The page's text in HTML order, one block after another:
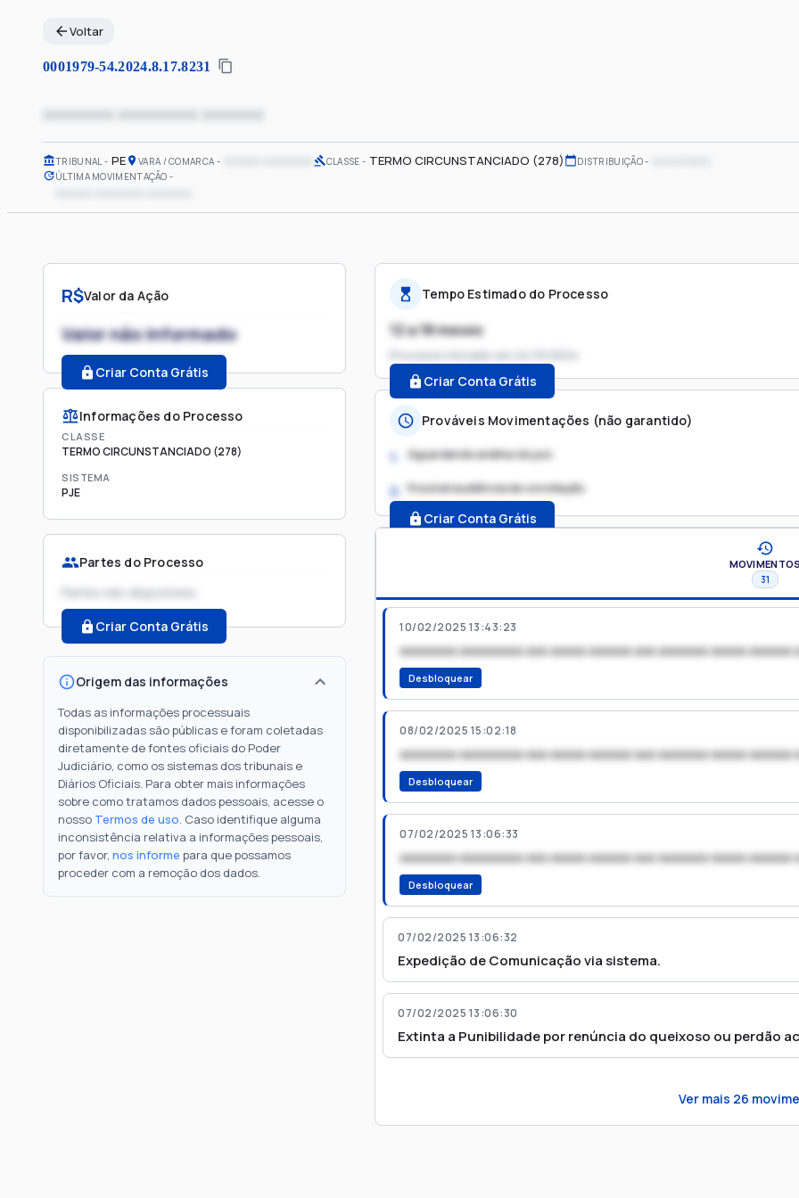
Voltar
0001979-54.2024.8.17.8231
xxxxxxxx xxxxxxxxx xxxxxxx
TRIBUNAL PE VARA / COMARCA CLASSE TERMO CIRCUNSTANCIADO (278) DISTRIBUIÇÃO
ÚLTIMA MOVIMENTAÇÃO
R$Valor da Ação
Valor não informado
Criar Conta Grátis
Informações do Processo
CLASSE
TERMO CIRCUNSTANCIADO (278)
SISTEMA
PJE
Partes do Processo
Partes não disponíveis
Criar Conta Grátis
Origem das informações
Todas as informações processuais
disponibilizadas são públicas e foram coletadas
diretamente de fontes oficiais do Poder
Judiciário, como os sistemas dos tribunais e
Diários Oficiais. Para obter mais informações
sobre como tratamos dados pessoais, acesse o
nosso Termos de uso. Caso identifique alguma
inconsistência relativa a informações pessoais,
por favor, nos informe para que possamos
proceder com a remoção dos dados.
Tempo Estimado do Processo
12 a 18 meses
Processo iniciado em
Criar Conta Grátis
Prováveis Movimentações (não garantido)
1. Aguardando análise do juiz
2. Possível audiência de conciliação
Criar Conta Grátis
MOVIMENTOS
31
10/02/2025 13:43:23
xxxxxxxx xxxxxxxxx xxx xxxxx xxxxxx xxx xxxxxxx xxxxx xxxxxx
Desbloquear
08/02/2025 15:02:18
xxxxxxxx xxxxxxxxx xxx xxxxx xxxxxx xxx xxxxxxx xxxxx xxxxxx
Desbloquear
07/02/2025 13:06:33
xxxxxxxx xxxxxxxxx xxx xxxxx xxxxxx xxx xxxxxxx xxxxx xxxxxx
Desbloquear
07/02/2025 13:06:32
Expedição de Comunicação via sistema.
07/02/2025 13:06:30
Extinta a Punibilidade por renúncia do queixoso ou perdão
Ver mais 26